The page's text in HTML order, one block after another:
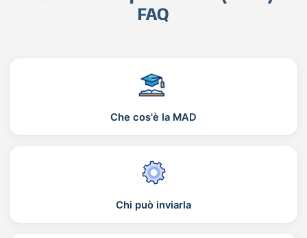
FAQ
Che cos'è la MAD
Chi può inviarla